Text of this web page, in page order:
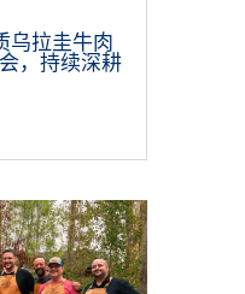
乌拉圭牛肉
，持续深耕